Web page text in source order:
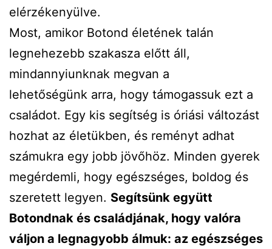
elérzékenyülve.
Most, amikor Botond életének talán
legnehezebb szakasza előtt áll,
mindannyiunknak megvan a
lehetőségünk arra, hogy támogassuk ezt a
családot. Egy kis segítség is óriási változást
hozhat az életükben, és reményt adhat
számukra egy jobb jövőhöz. Minden gyerek
megérdemli, hogy egészséges, boldog és
szeretett legyen. Segítsünk együtt
Botondnak és családjának, hogy valóra
váljon a legnagyobb álmuk: az egészséges